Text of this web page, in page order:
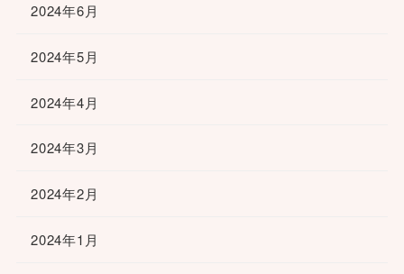
2024年6月
2024年5月
2024年4月
2024年3月
2024年2月
2024年1月